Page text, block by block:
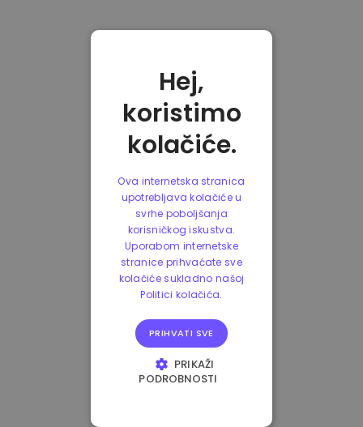
Hej,
koristimo
kolačiće.
Ova internetska stranica
upotrebljava kolačiće u
svrhe poboljšanja
korisničkog iskustva.
Uporabom internetske
stranice prihvaćate sve
kolačiće sukladno našoj
Politici kolačića.
PRIHVATI SVE
PRIKAŽI
PODROBNOSTI